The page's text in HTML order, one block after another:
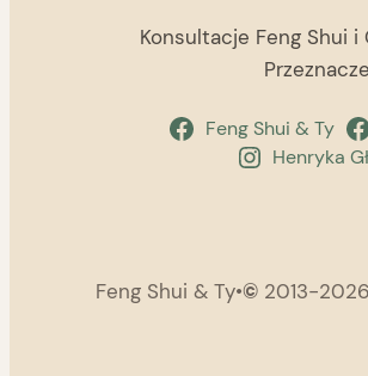
Konsultacje Feng Shui
Feng Shui & Ty
Henryka
Feng Shui & Ty•© 2013-